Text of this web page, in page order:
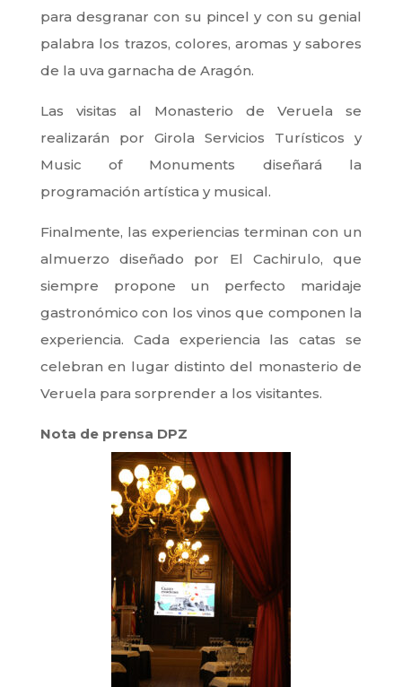
para desgranar con su pincel y con su genial
palabra los trazos, colores, aromas y sabores
de la uva garnacha de Aragón.
Las visitas al Monasterio de Veruela se
realizarán por Girola Servicios Turísticos y
Music of Monuments diseñará la
programación artística y musical.
Finalmente, las experiencias terminan con un
almuerzo diseñado por El Cachirulo, que
siempre propone un perfecto maridaje
gastronómico con los vinos que componen la
experiencia. Cada experiencia las catas se
celebran en lugar distinto del monasterio de
Veruela para sorprender a los visitantes.
Nota de prensa DPZ